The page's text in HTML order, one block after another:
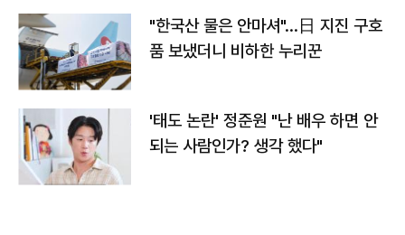
"한국산 물은 안마셔"…日 지진 구호
품 보냈더니 비하한 누리꾼
'태도 논란' 정준원 "난 배우 하면 안
되는 사람인가? 생각 했다"